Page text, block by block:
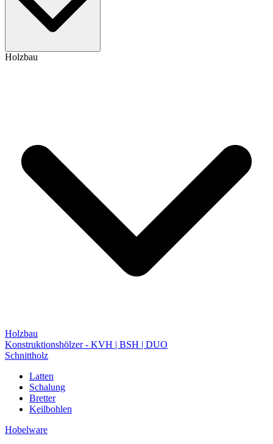
Holzbau
Holzbau
Konstruktionshölzer - KVH | BSH | DUO
Schnittholz
Latten
Schalung
Bretter
Keilbohlen
Hobelware